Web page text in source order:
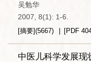
吴勉华
2007, 8(1): 1-6.
[摘要](5667) [PDF
中医儿科学发展现